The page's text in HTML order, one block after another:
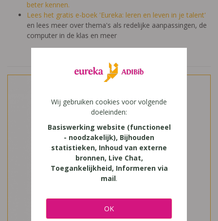
beter kennen.
Lees het gratis e-boek 'Eureka: leren en leven in je talent'
en lees meer over thema's als redelijke aanpassingen, de
computer in de klas en meer
Wij gebruiken cookies voor volgende
doeleinden:
Basiswerking website (functioneel
- noodzakelijk), Bijhouden
statistieken, Inhoud van externe
bronnen, Live Chat,
Toegankelijkheid, Informeren via
mail.
OK